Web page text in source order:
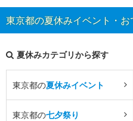
東京都の夏休みイベント・
夏休みカテゴリから探す
東京都の夏休みイベント
東京都の七夕祭り